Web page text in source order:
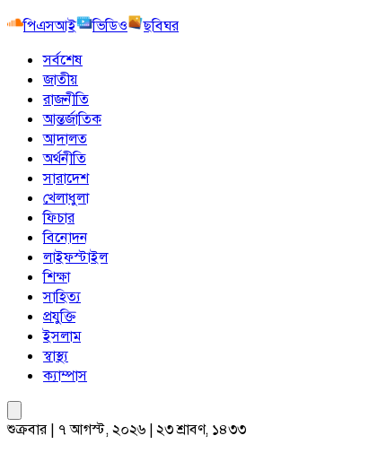
পিএসআই
ভিডিও
ছবিঘর
সর্বশেষ
জাতীয়
রাজনীতি
আন্তর্জাতিক
আদালত
অর্থনীতি
সারাদেশ
খেলাধুলা
ফিচার
বিনোদন
লাইফস্টাইল
শিক্ষা
সাহিত্য
প্রযুক্তি
ইসলাম
স্বাস্থ্য
ক্যাম্পাস
শুক্রবার | ৭ আগস্ট, ২০২৬ | ২৩ শ্রাবণ, ১৪৩৩